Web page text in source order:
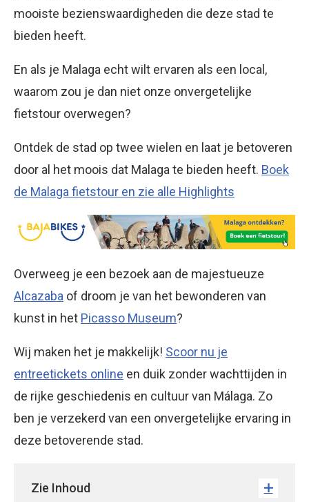
mooiste bezienswaardigheden die deze stad te
bieden heeft.
En als je Malaga echt wilt ervaren als een local,
waarom zou je dan niet onze onvergetelijke
fietstour overwegen?
Ontdek de stad op twee wielen en laat je betoveren
door al het moois dat Malaga te bieden heeft. Boek
de Malaga fietstour en zie alle Highlights
Overweeg je een bezoek aan de majestueuze
Alcazaba of droom je van het bewonderen van
kunst in het Picasso Museum?
Wij maken het je makkelijk! Scoor nu je
entreetickets online en duik zonder wachttijden in
de rijke geschiedenis en cultuur van Málaga. Zo
ben je verzekerd van een onvergetelijke ervaring in
deze betoverende stad.
Zie Inhoud